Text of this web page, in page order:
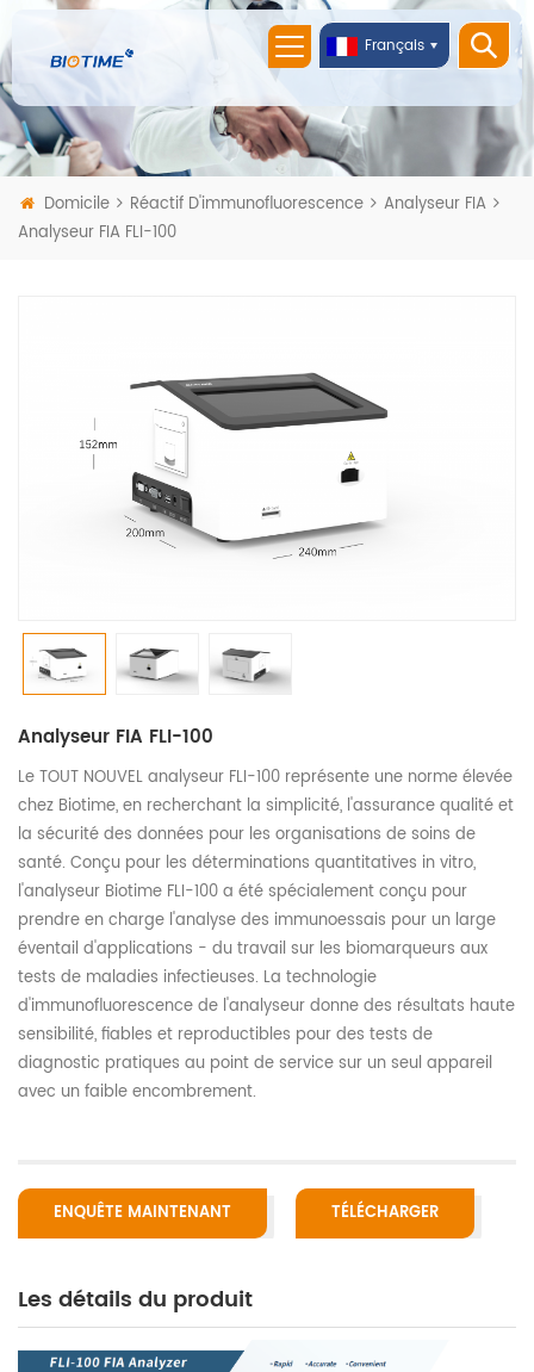
Français
Domicile Réactif D'immunofluorescence
Analyseur FIA
Analyseur FIA FLI-100
Analyseur FIA FLI-100
Le TOUT NOUVEL analyseur FLI-100 représente une norme élevée
chez Biotime, en recherchant la simplicité, l'assurance qualité et
la sécurité des données pour les organisations de soins de
santé. Conçu pour les déterminations quantitatives in vitro,
l'analyseur Biotime FLI-100 a été spécialement conçu pour
prendre en charge l'analyse des immunoessais pour un large
éventail d'applications - du travail sur les biomarqueurs aux
tests de maladies infectieuses. La technologie
d'immunofluorescence de l'analyseur donne des résultats haute
sensibilité, fiables et reproductibles pour des tests de
diagnostic pratiques au point de service sur un seul appareil
avec un faible encombrement.
ENQUÊTE MAINTENANT TÉLÉCHARGER
Les détails du produit